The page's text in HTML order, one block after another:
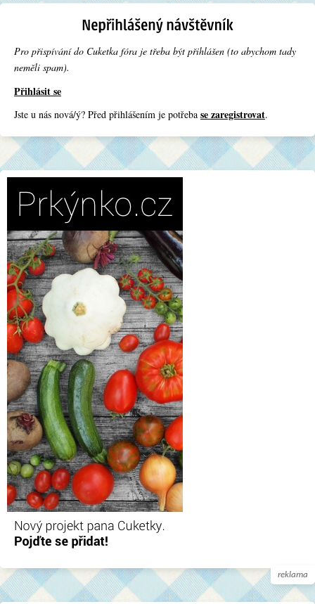
Pro přispívání do Cuketka fóra je třeba být přihlášen (to abychom tady
neměli spam).
Přihlásit se
Jste u nás nová/ý? Před přihlášením je potřeba se zaregistrovat.
reklama